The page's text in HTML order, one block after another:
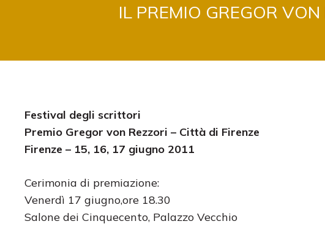
IL PREMIO GREGOR
Festival degli scrittori
Premio Gregor von Rezzori – Città di Firenze
Firenze – 15, 16, 17 giugno 2011
Cerimonia di premiazione:
Venerdì 17 giugno,ore 18.30
Salone dei Cinquecento, Palazzo Vecchio